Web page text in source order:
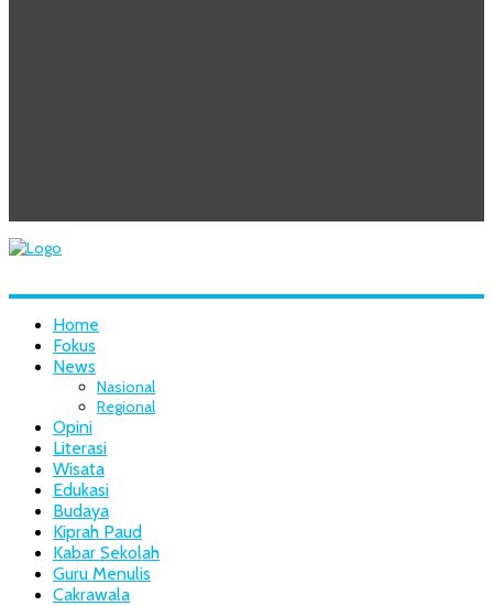
Home
Fokus
News
Nasional
Regional
Opini
Literasi
Wisata
Edukasi
Budaya
Kiprah Paud
Kabar Sekolah
Guru Menulis
Cakrawala